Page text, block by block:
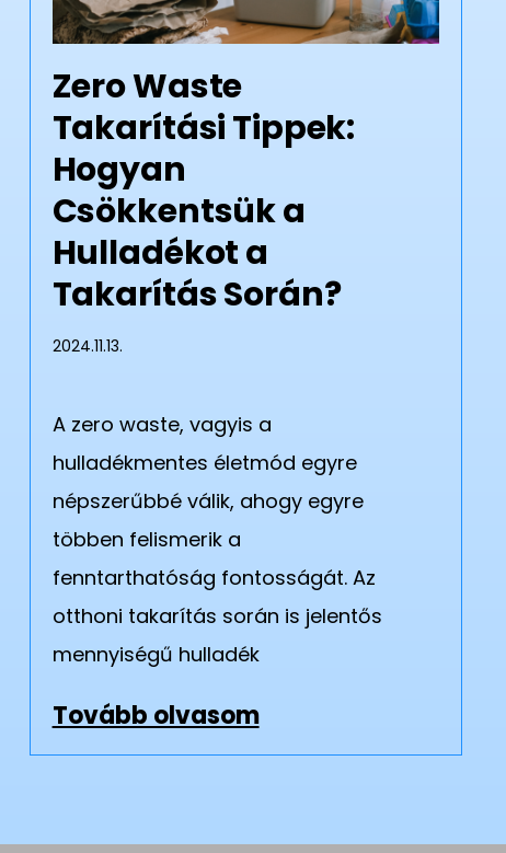
Zero Waste
Takarítási Tippek:
Hogyan
Csökkentsük a
Hulladékot a
Takarítás Során?
2024.11.13.
A zero waste, vagyis a
hulladékmentes életmód egyre
népszerűbbé válik, ahogy egyre
többen felismerik a
fenntarthatóság fontosságát. Az
otthoni takarítás során is jelentős
mennyiségű hulladék
Tovább olvasom